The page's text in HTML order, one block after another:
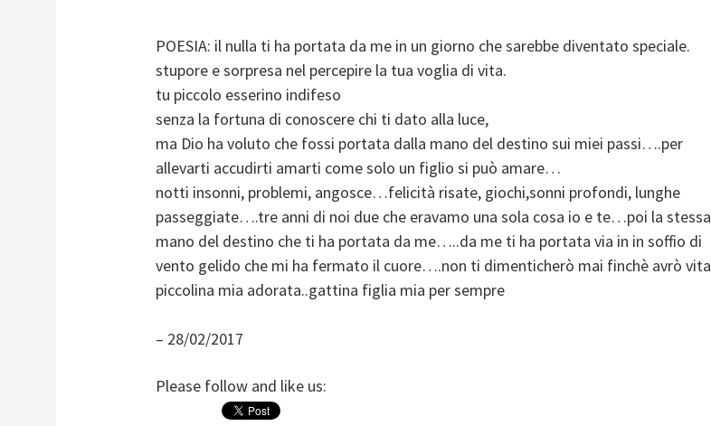
POESIA: il nulla ti ha portata da me in un giorno che sarebbe diventato speciale.
stupore e sorpresa nel percepire la tua voglia di vita.
tu piccolo esserino indifeso
senza la fortuna di conoscere chi ti dato alla luce,
ma Dio ha voluto che fossi portata dalla mano del destino sui miei passi….per
allevarti accudirti amarti come solo un figlio si può amare…
notti insonni, problemi, angosce…felicità risate, giochi,sonni profondi, lunghe
passeggiate….tre anni di noi due che eravamo una sola cosa io e te…poi la stessa
mano del destino che ti ha portata da me…..da me ti ha portata via in in soffio di
vento gelido che mi ha fermato il cuore….non ti dimenticherò mai finchè avrò vita
piccolina mia adorata..gattina figlia mia per sempre
– 28/02/2017
Please follow and like us: